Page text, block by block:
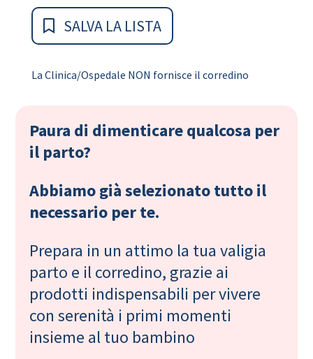
SALVA LA LISTA
La Clinica/Ospedale NON fornisce il corredino
Paura di dimenticare qualcosa per
il parto?
Abbiamo già selezionato tutto il
necessario per te.
Prepara in un attimo la tua valigia
parto e il corredino, grazie ai
prodotti indispensabili per vivere
con serenità i primi momenti
insieme al tuo bambino